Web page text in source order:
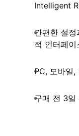
Intelligent
간편한 설
적 인터페이
PC, 모바일,
구매 전 3일